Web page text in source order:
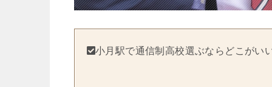
小月駅で通信制高校選ぶならどこがい